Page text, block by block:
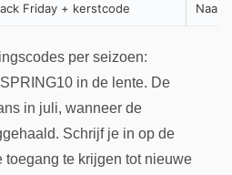
Friday + kerstcode Naar
per seizoen:
in de lente. De
in juli, wanneer de
Schrijf je in op de
toegang te krijgen tot nieuwe